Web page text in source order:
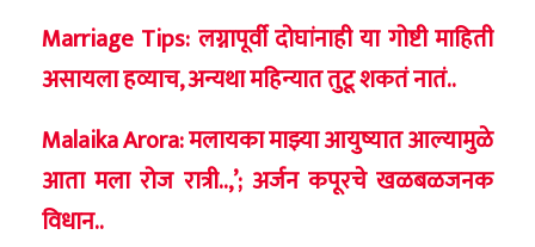
Marriage Tips: लग्नापूर्वी दोघांनाही या गोष्टी माहिती
असायला हव्याच, अन्यथा महिन्यात तुटू शकतं नातं..
Malaika Arora: मलायका माझ्या आयुष्यात आल्यामुळे
आता मला रोज रात्री..,’; अर्जन कपूरचे खळबळजनक
विधान..